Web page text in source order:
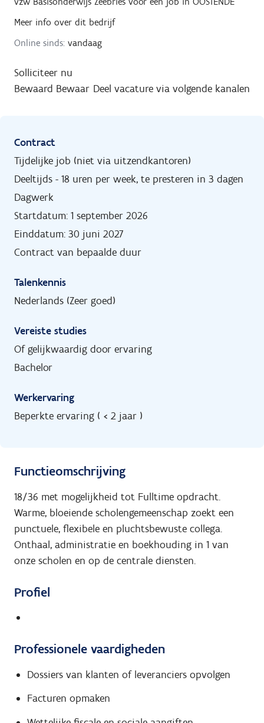
Meer info over dit bedrijf
Online sinds: vandaag
Solliciteer nu
Bewaard Bewaar Deel vacature via volgende kanalen
Contract
Tijdelijke job (niet via uitzendkantoren)
Deeltijds - 18 uren per week, te presteren in 3 dagen
Dagwerk
Startdatum: 1 september 2026
Einddatum: 30 juni 2027
Contract van bepaalde duur
Talenkennis
Nederlands (Zeer goed)
Vereiste studies
Of gelijkwaardig door ervaring
Bachelor
Werkervaring
Beperkte ervaring ( < 2 jaar )
Functieomschrijving
18/36 met mogelijkheid tot Fulltime opdracht.
Warme, bloeiende scholengemeenschap zoekt een
punctuele, flexibele en pluchtsbewuste collega.
Onthaal, administratie en boekhouding in 1 van
onze scholen en op de centrale diensten.
Profiel
Professionele vaardigheden
Dossiers van klanten of leveranciers opvolgen
Facturen opmaken